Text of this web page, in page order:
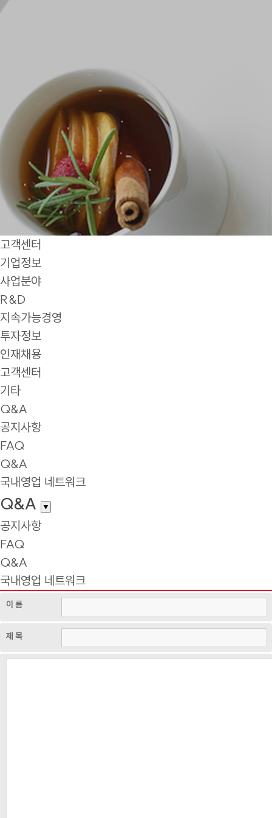
고객센터
기업정보
사업분야
R&D
지속가능경영
투자정보
인재채용
고객센터
기타
Q&A
공지사항
FAQ
Q&A
국내영업 네트워크
Q&A ▼
공지사항
FAQ
Q&A
국내영업 네트워크
이 름
제 목